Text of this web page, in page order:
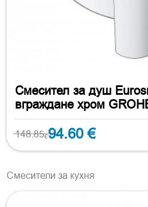
Смесител за душ
вграждане хром
148.85€94.60 €
Смесители за кухня